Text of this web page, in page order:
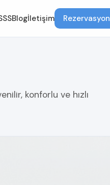
Blogİletişim Rezervasyon
konforlu ve hızlı